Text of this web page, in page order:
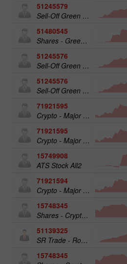
51245579
Sell-Off Green Energy 50
51480545
Shares - Green Energy 25
51245576
Sell-Off Green Energy 25
51245576
Sell-Off Green Energy 25
71921595
Crypto - Major crypto 50
71921595
Crypto - Major crypto 50
15749908
ATS Stock All2
71921594
Crypto - Major crypto 25
15748345
Shares - Crypto 50
51139325
SR Trade - RoboTRADE24
15748345